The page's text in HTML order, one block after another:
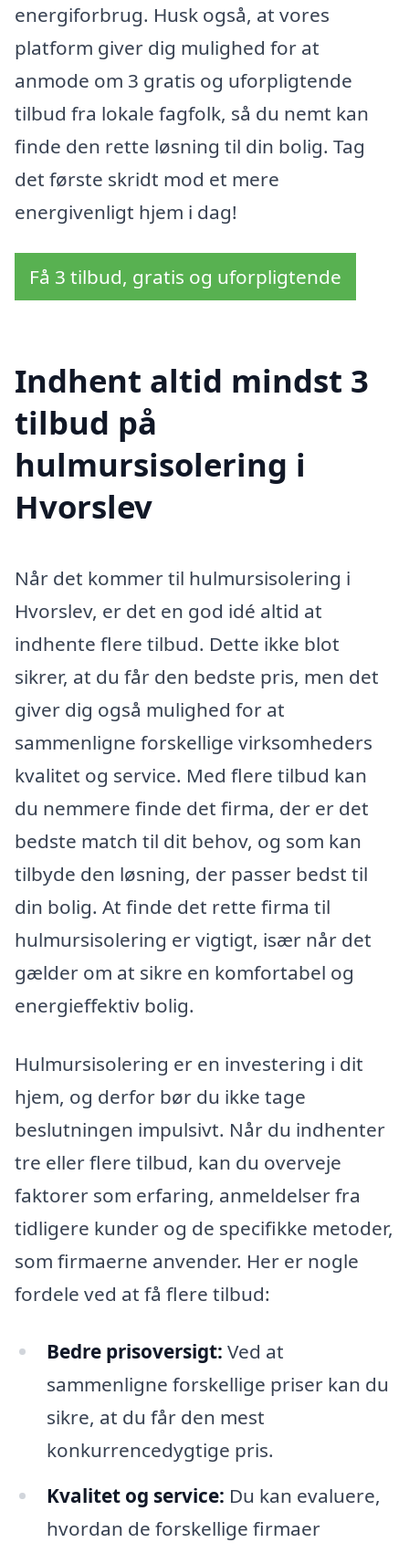
energiforbrug. Husk også, at vores
platform giver dig mulighed for at
anmode om 3 gratis og uforpligtende
tilbud fra lokale fagfolk, så du nemt kan
finde den rette løsning til din bolig. Tag
det første skridt mod et mere
energivenligt hjem i dag!
Få 3 tilbud, gratis og uforpligtende
Indhent altid mindst 3
tilbud på
hulmursisolering i
Hvorslev
Når det kommer til hulmursisolering i
Hvorslev, er det en god idé altid at
indhente flere tilbud. Dette ikke blot
sikrer, at du får den bedste pris, men det
giver dig også mulighed for at
sammenligne forskellige virksomheders
kvalitet og service. Med flere tilbud kan
du nemmere finde det firma, der er det
bedste match til dit behov, og som kan
tilbyde den løsning, der passer bedst til
din bolig. At finde det rette firma til
hulmursisolering er vigtigt, især når det
gælder om at sikre en komfortabel og
energieffektiv bolig.
Hulmursisolering er en investering i dit
hjem, og derfor bør du ikke tage
beslutningen impulsivt. Når du indhenter
tre eller flere tilbud, kan du overveje
faktorer som erfaring, anmeldelser fra
tidligere kunder og de specifikke metoder,
som firmaerne anvender. Her er nogle
fordele ved at få flere tilbud:
Bedre prisoversigt: Ved at
sammenligne forskellige priser kan du
sikre, at du får den mest
konkurrencedygtige pris.
Kvalitet og service: Du kan evaluere,
hvordan de forskellige firmaer